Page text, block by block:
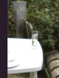
OTEVÍRACÍ
VIDLÁCKÝ
DRBNY 4/2020